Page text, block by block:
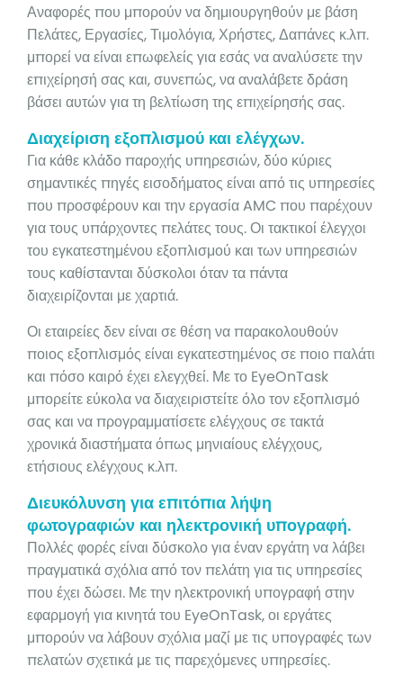
Αναφορές που μπορούν να δημιουργηθούν με βάση
Πελάτες, Εργασίες, Τιμολόγια, Χρήστες, Δαπάνες κ.λπ.
μπορεί να είναι επωφελείς για εσάς να αναλύσετε την
επιχείρησή σας και, συνεπώς, να αναλάβετε δράση
βάσει αυτών για τη βελτίωση της επιχείρησής σας.
Διαχείριση εξοπλισμού και ελέγχων.
Για κάθε κλάδο παροχής υπηρεσιών, δύο κύριες
σημαντικές πηγές εισοδήματος είναι από τις υπηρεσίες
που προσφέρουν και την εργασία AMC που παρέχουν
για τους υπάρχοντες πελάτες τους. Οι τακτικοί έλεγχοι
του εγκατεστημένου εξοπλισμού και των υπηρεσιών
τους καθίστανται δύσκολοι όταν τα πάντα
διαχειρίζονται με χαρτιά.
Οι εταιρείες δεν είναι σε θέση να παρακολουθούν
ποιος εξοπλισμός είναι εγκατεστημένος σε ποιο παλάτι
και πόσο καιρό έχει ελεγχθεί. Με το EyeOnTask
μπορείτε εύκολα να διαχειριστείτε όλο τον εξοπλισμό
σας και να προγραμματίσετε ελέγχους σε τακτά
χρονικά διαστήματα όπως μηνιαίους ελέγχους,
ετήσιους ελέγχους κ.λπ.
Διευκόλυνση για επιτόπια λήψη
φωτογραφιών και ηλεκτρονική υπογραφή.
Πολλές φορές είναι δύσκολο για έναν εργάτη να λάβει
πραγματικά σχόλια από τον πελάτη για τις υπηρεσίες
που έχει δώσει. Με την ηλεκτρονική υπογραφή στην
εφαρμογή για κινητά του EyeOnTask, οι εργάτες
μπορούν να λάβουν σχόλια μαζί με τις υπογραφές των
πελατών σχετικά με τις παρεχόμενες υπηρεσίες.